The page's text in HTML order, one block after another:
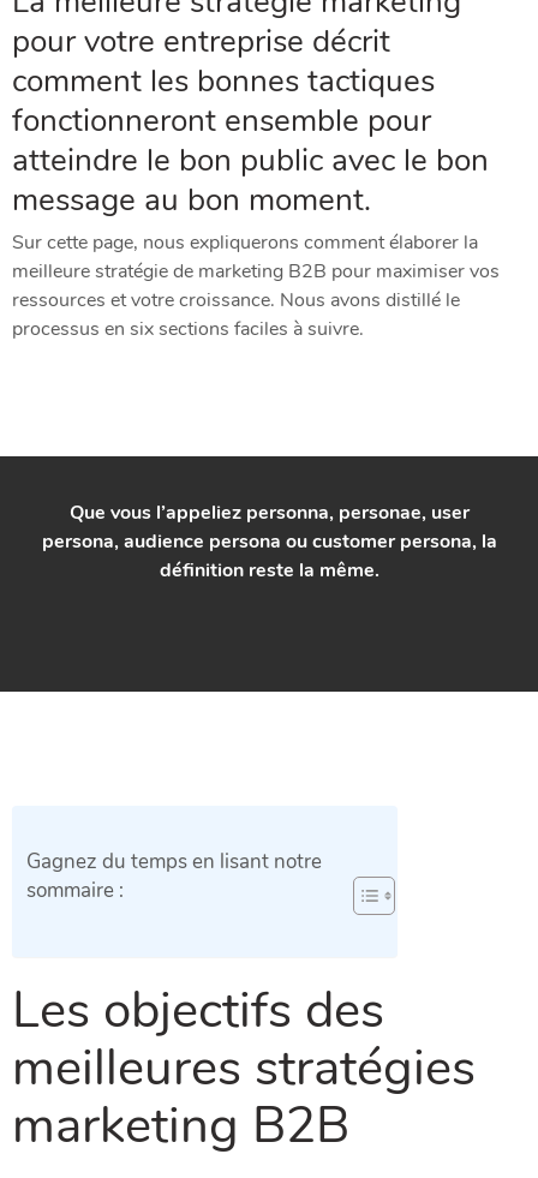
pour votre entreprise décrit
comment les bonnes tactiques
fonctionneront ensemble pour
atteindre le bon public avec le bon
message au bon moment.
Sur cette page, nous expliquerons comment élaborer la
meilleure stratégie de marketing B2B pour maximiser vos
ressources et votre croissance. Nous avons distillé le
processus en six sections faciles à suivre.
Que vous l’appeliez personna, personae, user
persona, audience persona ou customer persona, la
définition reste la même.
Gagnez du temps en lisant notre
sommaire :
Les objectifs des
meilleures stratégies
marketing B2B